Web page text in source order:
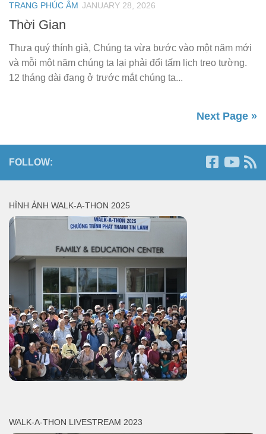
TRANG PHÚC ÂM JANUARY 28, 2026
Thời Gian
Thưa quý thính giả, Chúng ta vừa bước vào một năm mới
và mỗi một năm chúng ta lại phải đổi tấm lịch treo tường.
12 tháng dài đang ở trước mắt chúng ta...
Next Page »
FOLLOW:
HÌNH ẢNH WALK-A-THON 2025
WALK-A-THON LIVESTREAM 2023